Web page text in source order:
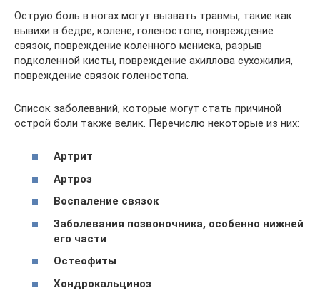
Острую боль в ногах могут вызвать травмы, такие как
вывихи в бедре, колене, голеностопе, повреждение
связок, повреждение коленного мениска, разрыв
подколенной кисты, повреждение ахиллова сухожилия,
повреждение связок голеностопа.
Список заболеваний, которые могут стать причиной
острой боли также велик. Перечислю некоторые из них:
Артрит
Артроз
Воспаление связок
Заболевания позвоночника, особенно нижней
его части
Остеофиты
Хондрокальциноз